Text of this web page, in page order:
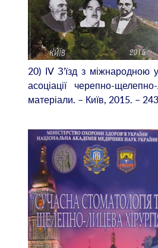
20) ІV З’їзд з міжнародною
асоціації черепно-
матеріали. – Київ, 2015. –